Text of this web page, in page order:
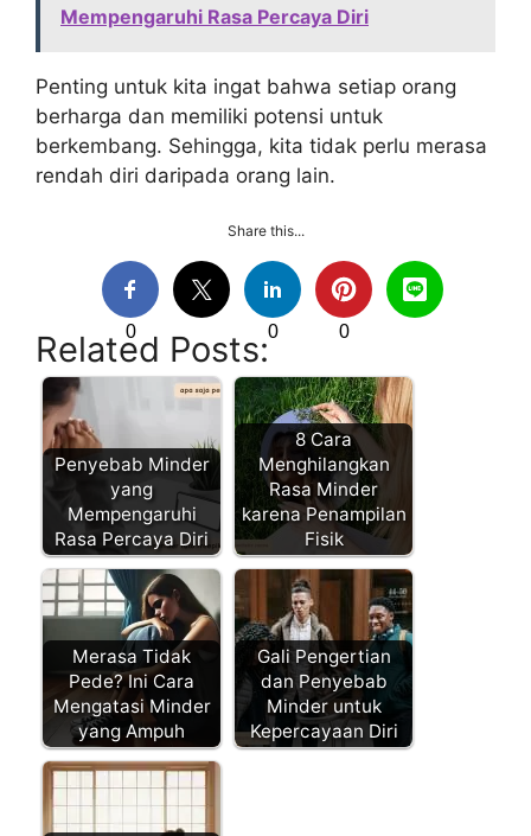
Mempengaruhi Rasa Percaya Diri
Penting untuk kita ingat bahwa setiap orang
berharga dan memiliki potensi untuk
berkembang. Sehingga, kita tidak perlu merasa
rendah diri daripada orang lain.
Share this...
0 0 0
Related Posts:
Penyebab Minder
yang
Mempengaruhi
Rasa Percaya Diri
8 Cara
Menghilangkan
Rasa Minder
karena Penampilan
Fisik
Merasa Tidak
Pede? Ini Cara
Mengatasi Minder
yang Ampuh
Gali Pengertian
dan Penyebab
Minder untuk
Kepercayaan Diri